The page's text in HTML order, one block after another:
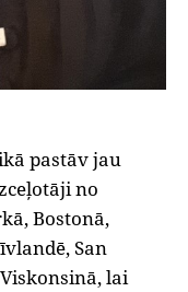
pastāv jau
no
Bostonā,
San
lai